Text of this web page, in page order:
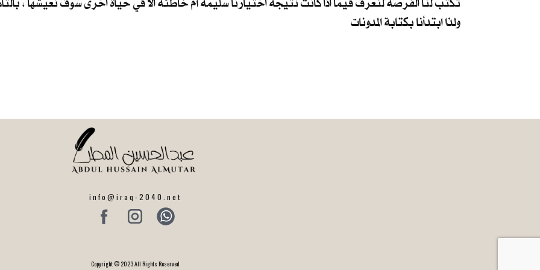
ولذا ابتدأنا بكتابة المدونات
info@iraq-2040.net
Copyright © 2023 All Rights Reserved